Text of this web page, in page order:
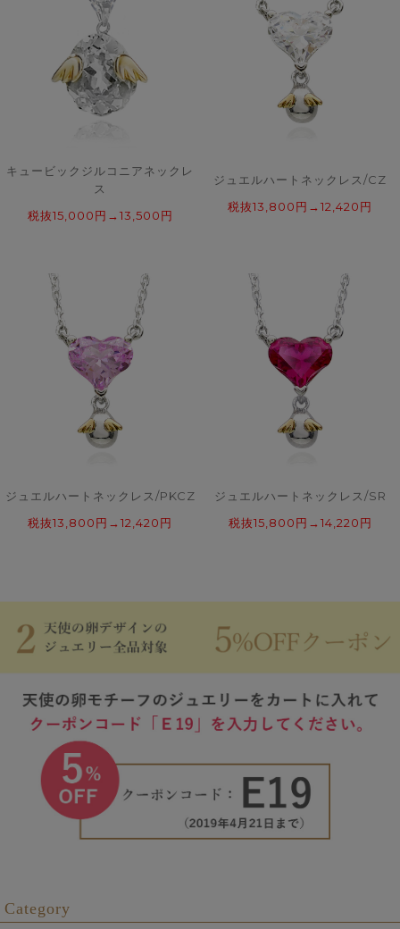
キュービックジルコニアネックレ
ス
税抜15,000円→13,500円
ジュエルハートネックレス/CZ
税抜13,800円→12,420円
ジュエルハートネックレス/PKCZ
税抜13,800円→12,420円
ジュエルハートネックレス/SR
税抜15,800円→14,220円
Category